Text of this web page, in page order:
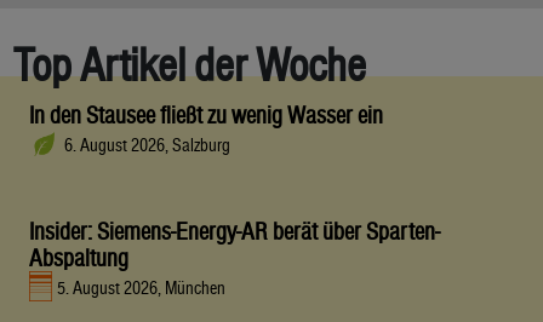
Top Artikel der Woche
In den Stausee fließt zu wenig Wasser ein
6. August 2026, Salzburg
Insider: Siemens-Energy-AR berät über Sparten-
Abspaltung
5. August 2026, München